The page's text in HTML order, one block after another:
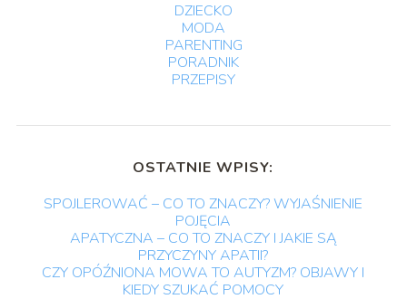
DZIECKO
MODA
PARENTING
PORADNIK
PRZEPISY
OSTATNIE WPISY:
SPOJLEROWAĆ – CO TO ZNACZY? WYJAŚNIENIE
POJĘCIA
APATYCZNA – CO TO ZNACZY I JAKIE SĄ
PRZYCZYNY APATII?
CZY OPÓŹNIONA MOWA TO AUTYZM? OBJAWY I
KIEDY SZUKAĆ POMOCY